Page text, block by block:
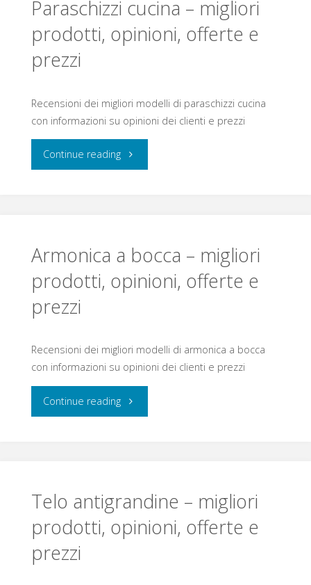
Paraschizzi cucina – migliori
prodotti, opinioni, offerte e
prezzi
Recensioni dei migliori modelli di paraschizzi cucina
con informazioni su opinioni dei clienti e prezzi
Continue reading"Paraschizzi
prodotti,
e
Armonica a bocca – migliori
prodotti, opinioni, offerte e
prezzi
Recensioni dei migliori modelli di armonica a bocca
con informazioni su opinioni dei clienti e prezzi
Continue reading"Armonica
migliori
Telo antigrandine – migliori
prodotti, opinioni, offerte e
prezzi